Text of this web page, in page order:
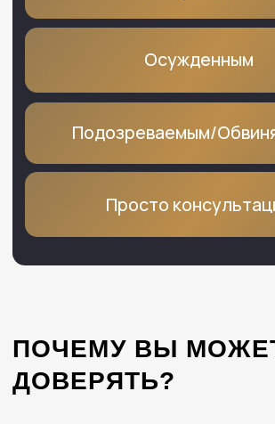
НАШИ НОВОСТИ
КОНТАКТЫ